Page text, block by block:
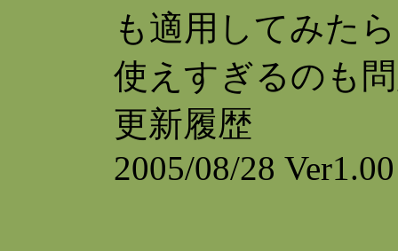
も適用してみた
使えすぎるのも
更新履歴
2005/08/28